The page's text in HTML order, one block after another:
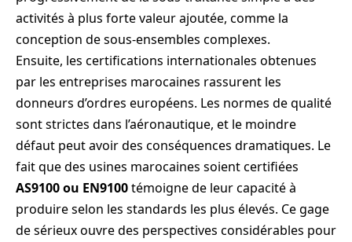
activités à plus forte valeur ajoutée, comme la
conception de sous-ensembles complexes.
Ensuite, les certifications internationales obtenues
par les entreprises marocaines rassurent les
donneurs d’ordres européens. Les normes de qualité
sont strictes dans l’aéronautique, et le moindre
défaut peut avoir des conséquences dramatiques. Le
fait que des usines marocaines soient certifiées
AS9100 ou EN9100témoigne de leur capacité à
produire selon les standards les plus élevés. Ce gage
de sérieux ouvre des perspectives considérables pour